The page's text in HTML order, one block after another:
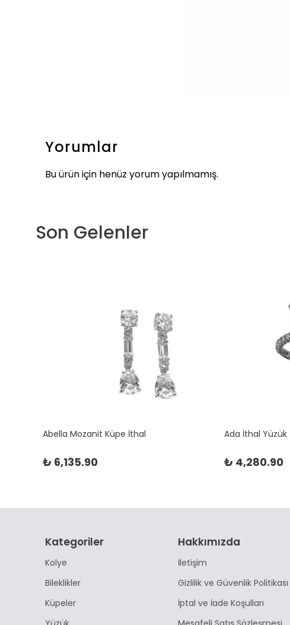
Yorumlar
Bu ürün için henüz yorum yapılmamış.
Son Gelenler
Abella Mozanit Küpe İthal
₺ 6,135.90
Ada İthal Yüzük
₺ 4,280.90
Kategoriler
Kolye
Bileklikler
Küpeler
Hakkımızda
İletişim
Gizlilik ve Güvenlik Politikası
İptal ve İade Koşulları